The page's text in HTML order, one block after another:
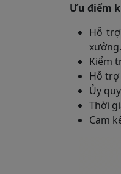
Ưu điểm
Hỗ
xưởng.
Kiểm
Hỗ
Ủy
Thời
Cam